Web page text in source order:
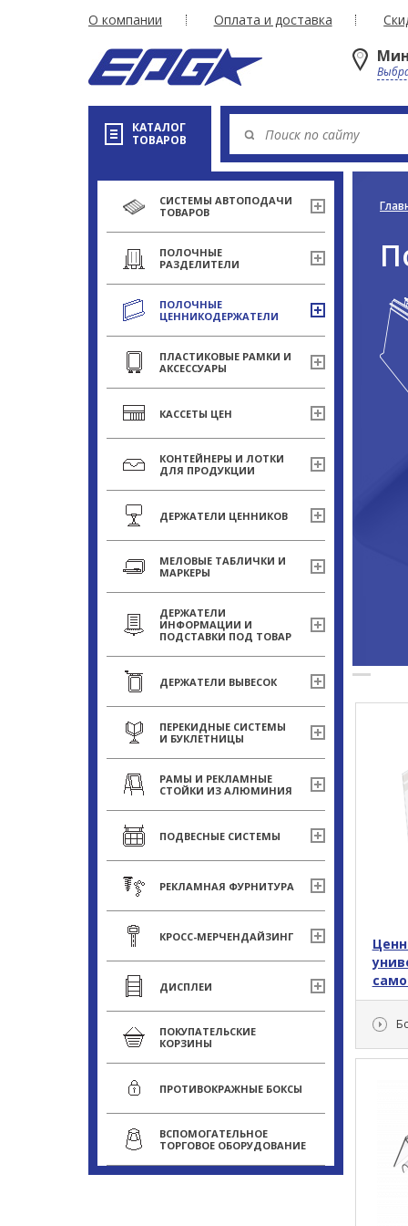
О компании Оплата и доставка
КАТАЛОГ
ТОВАРОВ
СИСТЕМЫ АВТОПОДАЧИ
ТОВАРОВ
ПОЛОЧНЫЕ
РАЗДЕЛИТЕЛИ
ПОЛОЧНЫЕ
ЦЕННИКОДЕРЖАТЕЛИ
ПЛАСТИКОВЫЕ РАМКИ И
АКСЕССУАРЫ
КАССЕТЫ ЦЕН
КОНТЕЙНЕРЫ И ЛОТКИ
ДЛЯ ПРОДУКЦИИ
ДЕРЖАТЕЛИ ЦЕННИКОВ
МЕЛОВЫЕ ТАБЛИЧКИ И
МАРКЕРЫ
ДЕРЖАТЕЛИ
ИНФОРМАЦИИ И
ПОДСТАВКИ ПОД ТОВАР
ДЕРЖАТЕЛИ ВЫВЕСОК
ПЕРЕКИДНЫЕ СИСТЕМЫ
И БУКЛЕТНИЦЫ
РАМЫ И РЕКЛАМНЫЕ
СТОЙКИ ИЗ АЛЮМИНИЯ
ПОДВЕСНЫЕ СИСТЕМЫ
РЕКЛАМНАЯ ФУРНИТУРА
КРОСС-МЕРЧЕНДАЙЗИНГ
ДИСПЛЕИ
ПОКУПАТЕЛЬСКИЕ
КОРЗИНЫ
ПРОТИВОКРАЖНЫЕ БОКСЫ
ВСПОМОГАТЕЛЬНОЕ
ТОРГОВОЕ ОБОРУДОВАНИЕ